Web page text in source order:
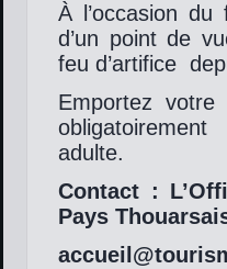
À l’occasion du
d’un point de
feu d’artifice
Emportez votre
adulte.
Contact :
Pays